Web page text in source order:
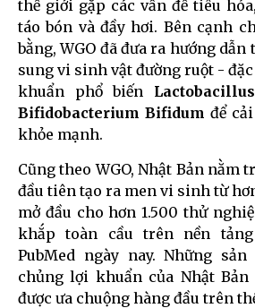
thế giới gặp các vấn đề tiêu
táo bón và đầy hơi. Bên cạnh
bằng, WGO đã đưa ra hướng dẫn
sung vi sinh vật đường ruột -
khuẩn phổ biến Lactobacillus
Bifidobacterium Bifidum để
khỏe mạnh.
Cũng theo WGO, Nhật Bản nằm
đầu tiên tạo ra men vi sinh từ
mở đầu cho hơn 1.500 thử
khắp toàn cầu trên nền
PubMed ngày nay. Những
chủng lợi khuẩn của Nhật
được ưa chuộng hàng đầu trên